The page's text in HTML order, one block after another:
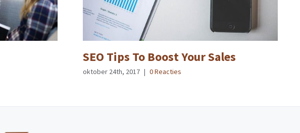
SEO Tips To Boost Your Sales
oktober 24th, 2017 | 0 Reacties